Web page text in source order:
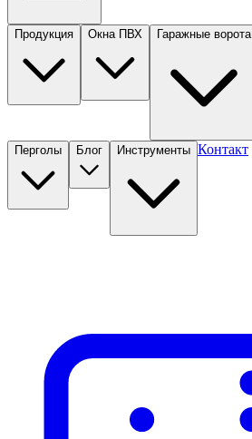
Продукция Окна ПВХ Гаражные ворота
Перголы Блог Инструменты Контакт